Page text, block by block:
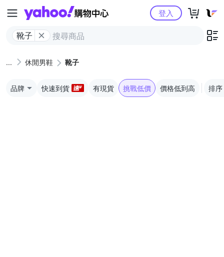
Yahoo購物中心
靴子
登入
休閒男鞋 靴子
品牌 快速到貨 有現貨 挑戰低價 價格低到高 排序